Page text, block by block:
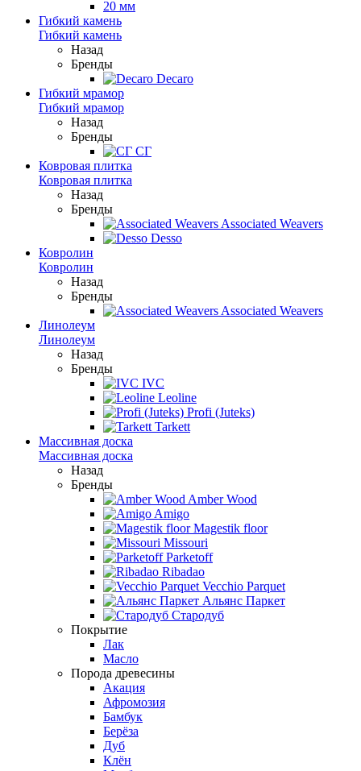
20 мм
Гибкий камень
Гибкий камень
Назад
Бренды
Decaro
Гибкий мрамор
Гибкий мрамор
Назад
Бренды
СГ
Ковровая плитка
Ковровая плитка
Назад
Бренды
Associated Weavers
Desso
Ковролин
Ковролин
Назад
Бренды
Associated Weavers
Линолеум
Линолеум
Назад
Бренды
IVC
Leoline
Profi (Juteks)
Tarkett
Массивная доска
Массивная доска
Назад
Бренды
Amber Wood
Amigo
Magestik floor
Missouri
Parketoff
Ribadao
Vecchio Parquet
Альянс Паркет
Стародуб
Покрытие
Лак
Масло
Порода древесины
Акация
Афромозия
Бамбук
Берёза
Дуб
Клён